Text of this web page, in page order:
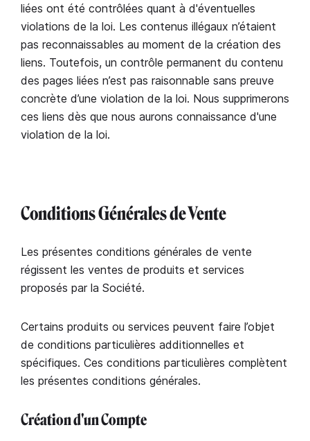
liées ont été contrôlées quant à d'éventuelles
violations de la loi. Les contenus illégaux n’étaient
pas reconnaissables au moment de la création des
liens. Toutefois, un contrôle permanent du contenu
des pages liées n’est pas raisonnable sans preuve
concrète d’une violation de la loi. Nous supprimerons
ces liens dès que nous aurons connaissance d'une
violation de la loi.
Conditions Générales de Vente
Les présentes conditions générales de vente
régissent les ventes de produits et services
proposés par la Société.
Certains produits ou services peuvent faire l’objet
de conditions particulières additionnelles et
spécifiques. Ces conditions particulières complètent
les présentes conditions générales.
Création d'un Compte